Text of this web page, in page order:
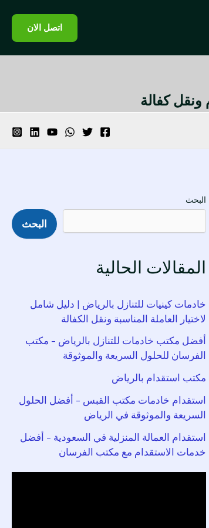
اتصل الان
ونقل كفالة
البحث
البحث
المقالات الحالية
خادمات كينيات للتنازل بالرياض | دليل شامل
لاختيار العاملة المناسبة ونقل الكفالة
أفضل مكتب خادمات للتنازل بالرياض – مكتب
الفرسان للحلول السريعة والموثوقة
مكتب استقدام بالرياض
استقدام خادمات مكتب القبس – أفضل الحلول
السريعة والموثوقة في الرياض
استقدام العمالة المنزلية في السعودية – أفضل
خدمات الاستقدام مع مكتب الفرسان